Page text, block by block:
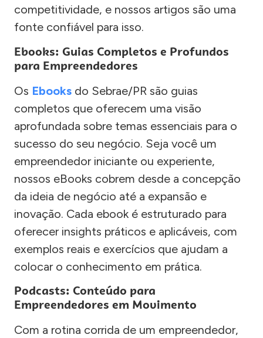
competitividade, e nossos artigos são uma
fonte confiável para isso.
Ebooks: Guias Completos e Profundos
para Empreendedores
Os Ebooks do Sebrae/PR são guias
completos que oferecem uma visão
aprofundada sobre temas essenciais para o
sucesso do seu negócio. Seja você um
empreendedor iniciante ou experiente,
nossos eBooks cobrem desde a concepção
da ideia de negócio até a expansão e
inovação. Cada ebook é estruturado para
oferecer insights práticos e aplicáveis, com
exemplos reais e exercícios que ajudam a
colocar o conhecimento em prática.
Podcasts: Conteúdo para
Empreendedores em Movimento
Com a rotina corrida de um empreendedor,